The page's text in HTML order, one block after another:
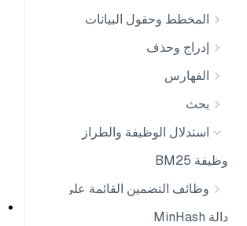
المخطط وحقول البيانات
إدراج وحذف
الفهارس
بحث
استدلال الوظيفة والطراز
وظيفة BM25
وظائف التضمين القائمة على النماذج
دالة MinHash